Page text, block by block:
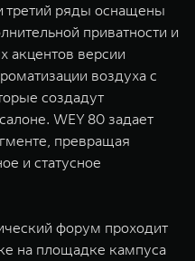
третий ряды оснащены
приватности и
акцентов версии
воздуха с
создадут
WEY 80 задает
превращая
и статусное
форум проходит
на площадке кампуса